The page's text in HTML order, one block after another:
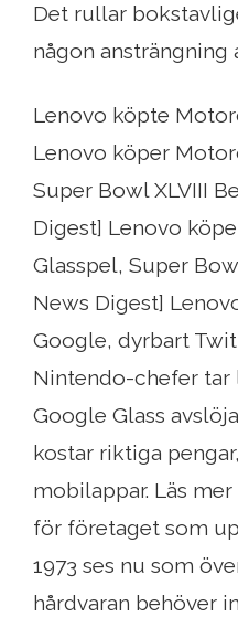
Det rullar
någon ansträngning
Lenovo köpte
Lenovo köper
Super Bowl XLVIII
Digest] Lenovo
Glasspel, Super
News Digest]
Google, dyrbart
Nintendo-chefer tar
Google Glass
kostar riktiga
mobilappar. Läs
för företaget som
1973 ses nu som
hårdvaran behöver